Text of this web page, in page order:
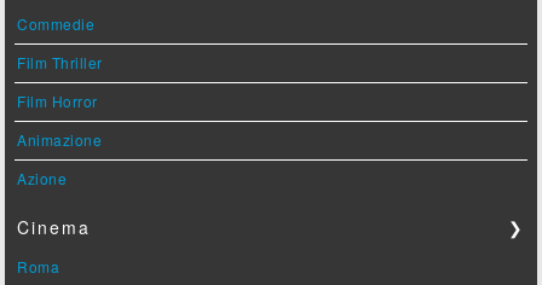
Commedie
Film Thriller
Film Horror
Animazione
Azione
Cinema ❯
Roma